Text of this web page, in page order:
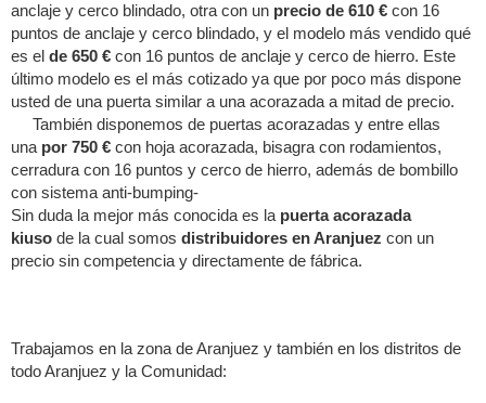
anclaje y cerco blindado, otra con un precio de 610 € con 16
puntos de anclaje y cerco blindado, y el modelo más vendido qué
es el de 650 € con 16 puntos de anclaje y cerco de hierro. Este
último modelo es el más cotizado ya que por poco más dispone
usted de una puerta similar a una acorazada a mitad de precio.
También disponemos de puertas acorazadas y entre ellas
una por 750 € con hoja acorazada, bisagra con rodamientos,
cerradura con 16 puntos y cerco de hierro, además de bombillo
con sistema anti-bumping-
Sin duda la mejor más conocida es la puerta acorazada
kiuso de la cual somos distribuidores en Aranjuez con un
precio sin competencia y directamente de fábrica.
Trabajamos en la zona de Aranjuez y también en los distritos de
todo Aranjuez y la Comunidad: